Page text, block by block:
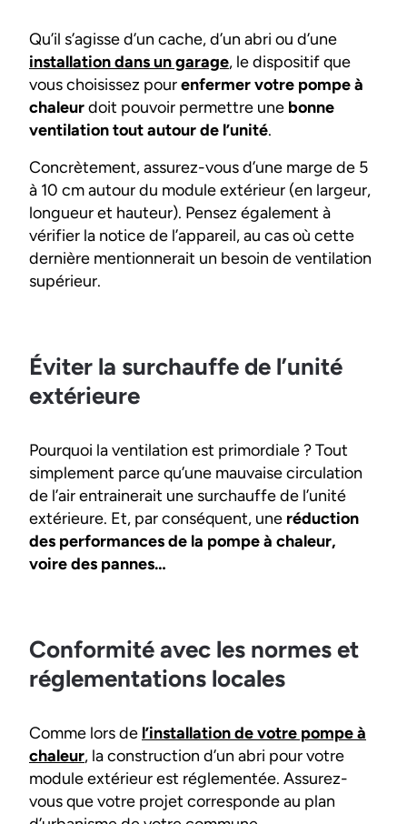
Qu’il s’agisse d’un cache, d’un abri ou d’une
installation dans un garage, le dispositif que
vous choisissez pourenfermer votre pompe à
chaleurdoit pouvoir permettre une bonne
ventilation tout autour de l’unité.
Concrètement, assurez-vous d’une marge de 5
à 10 cm autour du module extérieur (en largeur,
longueur et hauteur). Pensez également à
vérifier la notice de l’appareil, au cas où cette
dernière mentionnerait un besoin de ventilation
supérieur.
Éviter la surchauffe de l’unité
extérieure
Pourquoi la ventilation est primordiale ? Tout
simplement parce qu’une mauvaise circulation
de l’air entrainerait une surchauffe de l’unité
extérieure. Et, par conséquent, une réduction
des performances de la pompe à chaleur,
voire des pannes…
Conformité avec les normes et
réglementations locales
Comme lors de l’installation de votre pompe à
chaleur, la construction d’un abri pour votre
module extérieur est réglementée. Assurez-
vous que votre projet corresponde au plan